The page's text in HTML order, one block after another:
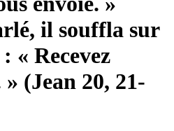
il souffla sur
« Recevez
(Jean 20, 21-